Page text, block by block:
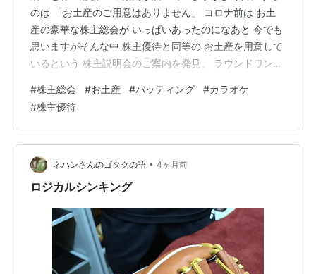
のは 「お土産のご用意はありません」 コロナ前は お土
産の豪華な株主総会が いっぱいあったのになあと 今でも
思いますがそんな中 株主優待と同等の お土産を用意して
いるという 株主説明会のご案内を発見。 ラウンドワンの
500円割引券が3枚 もらえるんだそうです。 同封の入場
券の 持参が必須とのこと。 あいにくその日は ランニン
グイベントに 行く予定のため 参加は叶わなそうですが
久々にこういう お土産の案内をみてちょっと 嬉しくなっ
たのでした。 ラウンドワンといえば 優待も使えるスポッ
チャに …
#株主総会 #お土産 #バッティング #カラオケ
#株主優待
ネハンさんのゴタクの語 • 4ヶ月前
ロジカルシンキング